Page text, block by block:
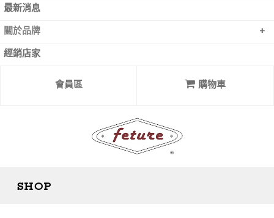
最新消息
關於品牌 +
經銷店家
會員區 購物車
SHOP